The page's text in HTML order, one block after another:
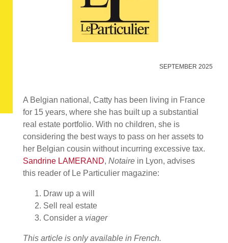
SEPTEMBER 2025
A Belgian national, Catty has been living in France
for 15 years, where she has built up a substantial
real estate portfolio. With no children, she is
considering the best ways to pass on her assets to
her Belgian cousin without incurring excessive tax.
Sandrine LAMERAND, Notaire in Lyon, advises
this reader of Le Particulier magazine:
Draw up a will
Sell real estate
Consider a viager
This article is only available in French.